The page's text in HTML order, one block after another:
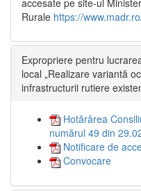
Rurale https://
Expropriere pentru
local „Realizare variantă
infrastructurii rutiere
Hotărârea
numărul 49 din
Notificare de
Convocare